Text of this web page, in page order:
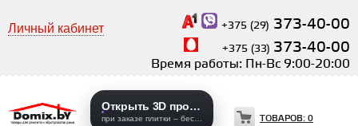
Личный кабинет +375 (29) 373-40-00
+375 (33) 373-40-00
Время работы: Пн-Вс 9:00-20:00
Открыть 3D проекты
ТОВАРОВ: 0